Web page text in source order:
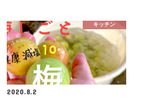
キッチン
2020.8.2